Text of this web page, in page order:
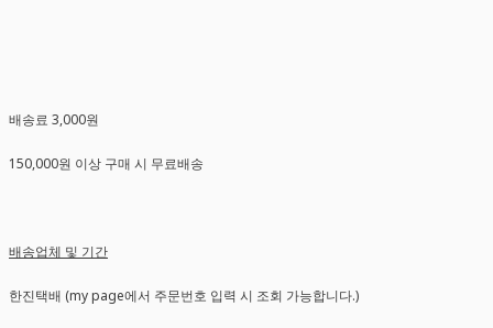
배송료 3,000원
150,000원 이상 구매 시 무료배송
배송업체 및 기간
한진택배 (my page에서 주문번호 입력 시 조회 가능합니다.)